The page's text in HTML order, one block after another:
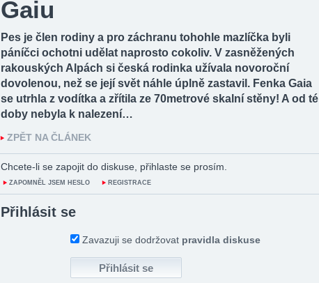
Gaiu
Pes je člen rodiny a pro záchranu tohohle mazlíčka byli
páníčci ochotni udělat naprosto cokoliv. V zasněžených
rakouských Alpách si česká rodinka užívala novoroční
dovolenou, než se její svět náhle úplně zastavil. Fenka Gaia
se utrhla z vodítka a zřítila ze 70metrové skalní stěny! A od té
doby nebyla k nalezení…
ZPĚT NA ČLÁNEK
Chcete-li se zapojit do diskuse, přihlaste se prosím.
ZAPOMNĚL JSEM HESLO REGISTRACE
Přihlásit se
Zavazuji se dodržovat pravidla diskuse